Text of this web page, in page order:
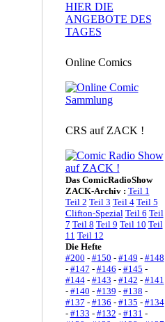
HIER DIE
ANGEBOTE DES
TAGES
Online Comics
CRS auf ZACK !
Das ComicRadioShow
ZACK-Archiv : Teil 1
Teil 2 Teil 3 Teil 4 Teil 5
Clifton-Spezial Teil 6 Teil
7 Teil 8 Teil 9 Teil 10 Teil
11 Teil 12
Die Hefte
#200 - #150 - #149 - #148
- #147 - #146 - #145 -
#144- #143 - #142 - #141
- #140 - #139 - #138 -
#137 - #136 - #135 - #134
- #133 - #132 - #131 -